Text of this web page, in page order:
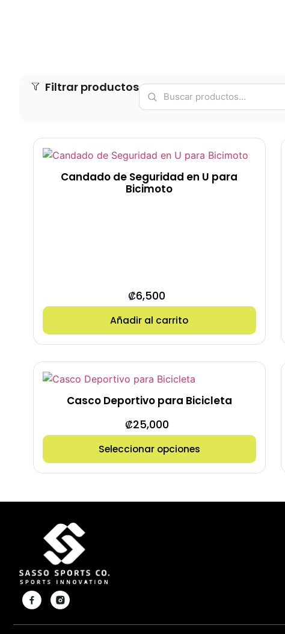
Filtrar productos
Candado de Seguridad en U para
Bicimoto
₡6,500
Añadir al carrito
Casco Deportivo para Bicicleta
₡25,000
Seleccionar opciones